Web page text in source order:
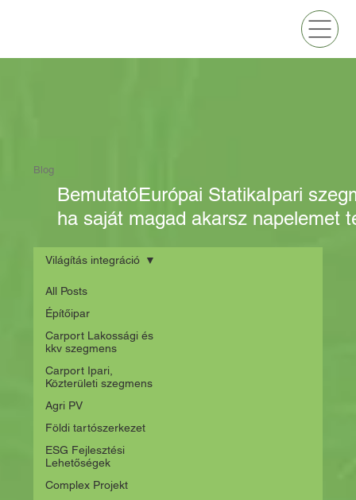
Blog
BemutatóEurópai StatikaIpari
ha saját magad akarsz napelemet
All Posts
Építőipar
Carport Lakossági és
kkv szegmens
Carport Ipari,
Közterületi szegmens
Agri PV
Földi tartószerkezet
ESG Fejlesztési
Lehetőségek
Complex Projekt
Világítás integráció